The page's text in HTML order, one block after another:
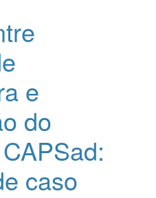
e
do
caso